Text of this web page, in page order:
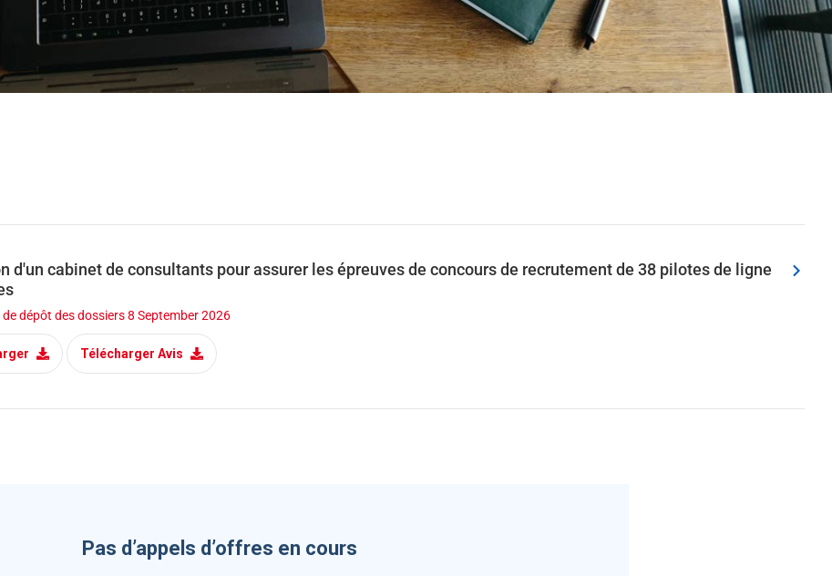
d'un cabinet de consultants pour assurer les épreuves de concours de recrutement de 38 pilotes de ligne
de dépôt des dossiers8 September 2026
Télécharger Avis
Pas d’appels d’offres en cours